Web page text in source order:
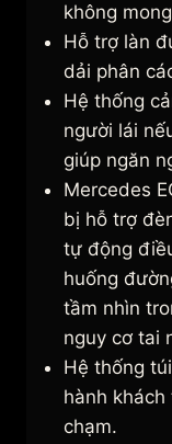
không
Hỗ trợ làn
dải phân
Hệ thống
người lái
giúp ngăn
Mercedes
bị hỗ trợ
tự động
huống
tầm nhìn
nguy cơ tai
Hệ thống
hành
chạm.